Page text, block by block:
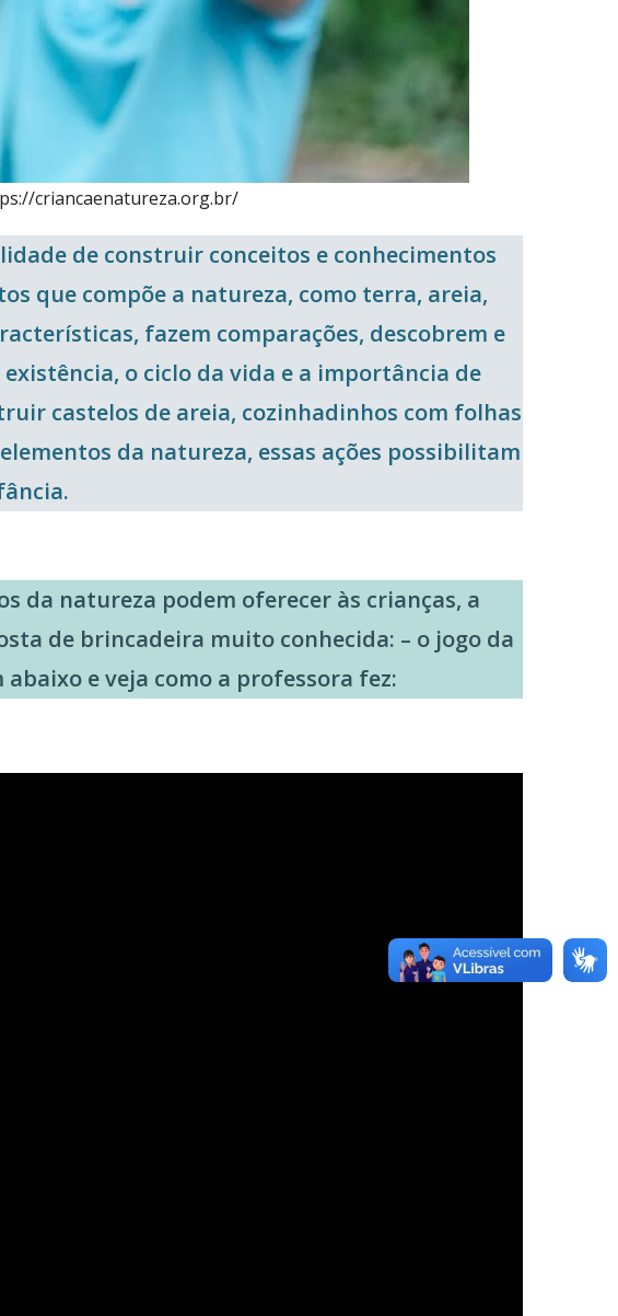
criancaenatureza.org.br/
de construir conceitos e conhecimentos
que compõe a natureza, como terra, areia,
fazem comparações, descobrem e
o ciclo da vida e a importância de
castelos de areia, cozinhadinhos com folhas
da natureza, essas ações possibilitam
da natureza podem oferecer às crianças, a
de brincadeira muito conhecida: – o jogo da
abaixo e veja como a professora fez: